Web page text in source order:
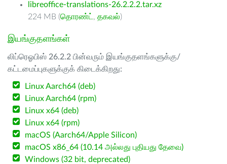
libreoffice-translations-26.2.2.2.tar.xz
224 MB (தொரண்ட் , தகவல்)
இயங்குதளங்கள்
லிப்ரெஓபிஸ் 26.2.2 பின்வரும் இயங்குதளங்களுக்கு/
கட்டமைப்புகளுக்குக் கிடைக்கிறது:
Linux Aarch64 (deb)
Linux Aarch64 (rpm)
Linux x64 (deb)
Linux x64 (rpm)
macOS (Aarch64/Apple Silicon)
macOS x86_64 (10.14 அல்லது புதியது தேவை)
Windows (32 bit, deprecated)